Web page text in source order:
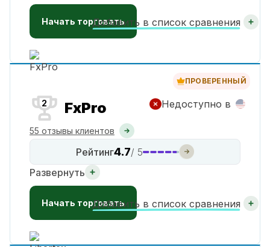
Начать торговатьДобавить в список сравнения
ПРОВЕРЕННЫЙ
Недоступно в
2 FxPro
55 отзывы клиентов
Рейтинг4.7/ 5
Развернуть
Начать торговатьДобавить в список сравнения